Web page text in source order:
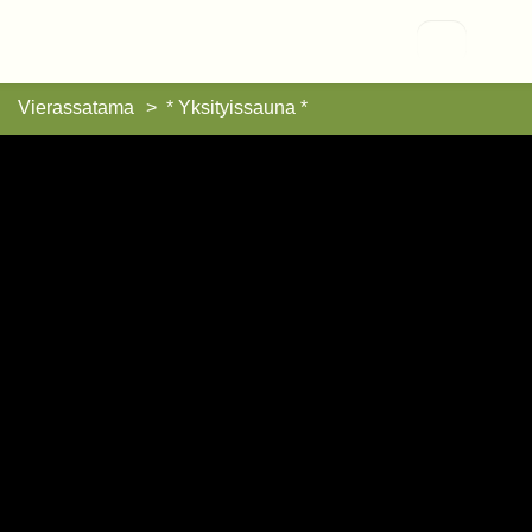
Vierassatama * Yksityissauna *